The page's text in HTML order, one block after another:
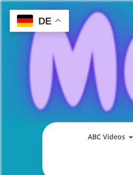
Skip
content
ABC Videos
DE